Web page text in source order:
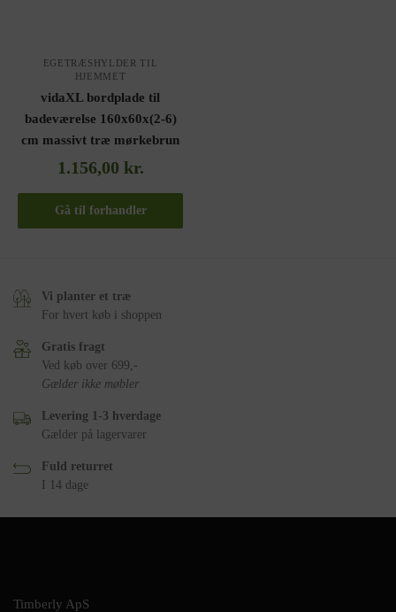
EGETRÆSHYLDER TIL
HJEMMET
vidaXL bordplade til
badeværelse 160x60x(2-6)
cm massivt træ mørkebrun
1.156,00 kr.
Gå til forhandler
Vi planter et træ
For hvert køb i shoppen
Gratis fragt
Ved køb over 699,-
Gælder ikke møbler
Levering 1-3 hverdage
Gælder på lagervarer
Fuld returret
I 14 dage
Timberly ApS